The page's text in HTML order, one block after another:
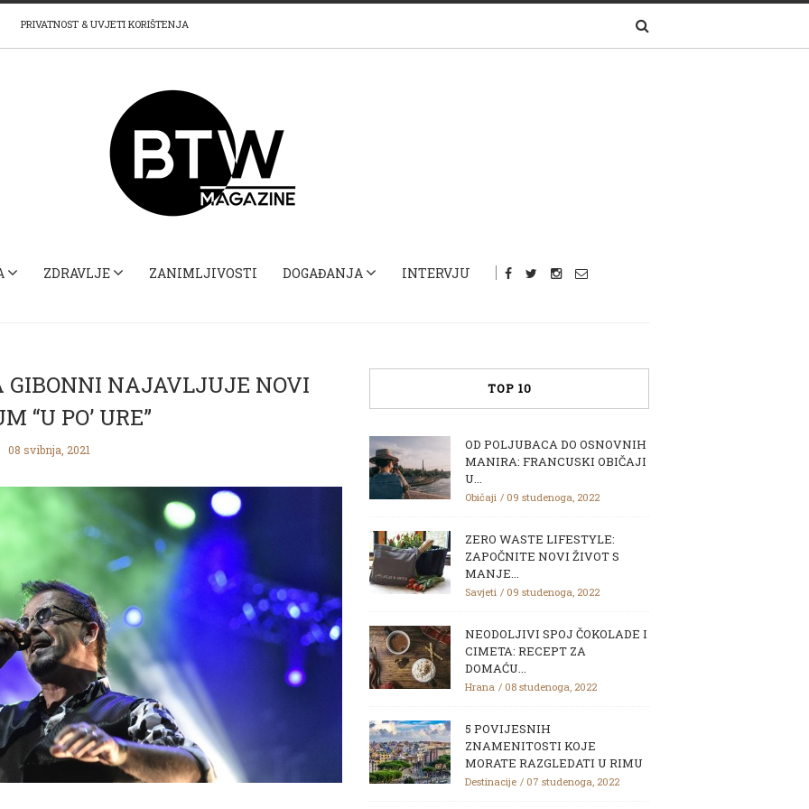
PRIVATNOST & UVJETI KORIŠTENJA
ZDRAVLJE ZANIMLJIVOSTI DOGAĐANJA INTERVJU
GIBONNI NAJAVLJUJE NOVI
“U PO’ URE”
08 svibnja, 2021
TOP 10
OD POLJUBACA DO OSNOVNIH
MANIRA: FRANCUSKI OBIČAJI
U...
Običaji 09 studenoga, 2022
ZERO WASTE LIFESTYLE:
ZAPOČNITE NOVI ŽIVOT S
MANJE...
Savjeti 09 studenoga, 2022
NEODOLJIVI SPOJ ČOKOLADE I
CIMETA: RECEPT ZA
DOMAĆU...
Hrana 08 studenoga, 2022
5 POVIJESNIH
ZNAMENITOSTI KOJE
MORATE RAZGLEDATI U RIMU
Destinacije 07 studenoga, 2022